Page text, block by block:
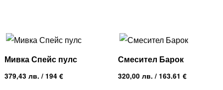
Мивка Спейс пулс
379,43 лв. / 194 €
Смесител Барок
320,00лв. / 163.61 €